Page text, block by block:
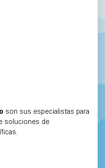
son sus especialistas para
soluciones de